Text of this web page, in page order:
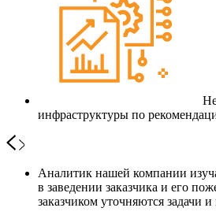
инфраструктуры по
Аналитик нашей компании
в заведении заказчика и его
заказчиком уточняются задачи